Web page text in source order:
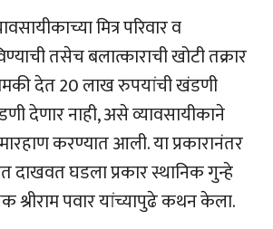
मित्र परिवार व
तसेच बलात्काराची खोटी तक्रार
देत 20 लाख रुपयांची खंडणी
देणार नाही, असे व्यावसायीकाने
करण्यात आली. या प्रकारानंतर
दाखवत घडला प्रकार स्थानिक गुन्हे
श्रीराम पवार यांच्यापुढे कथन केला.